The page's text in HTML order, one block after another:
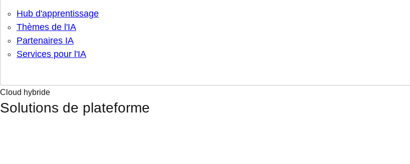
Hub d'apprentissage
Thèmes de l'IA
Partenaires IA
Services pour l'IA
Cloud hybride
Solutions de plateforme